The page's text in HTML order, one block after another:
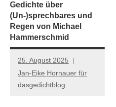
Gedichte über
(Un-)sprechbares und
Regen von Michael
Hammerschmid
25. August 2025
Jan-Eike Hornauer für
dasgedichtblog